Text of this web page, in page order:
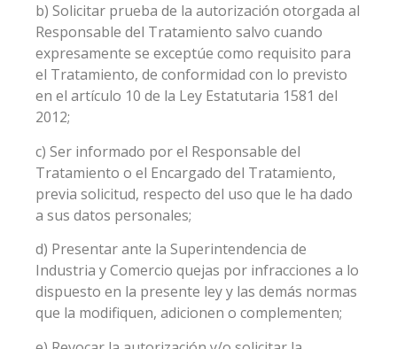
b) Solicitar prueba de la autorización otorgada al
Responsable del Tratamiento salvo cuando
expresamente se exceptúe como requisito para
el Tratamiento, de conformidad con lo previsto
en el artículo 10 de la Ley Estatutaria 1581 del
2012;
c) Ser informado por el Responsable del
Tratamiento o el Encargado del Tratamiento,
previa solicitud, respecto del uso que le ha dado
a sus datos personales;
d) Presentar ante la Superintendencia de
Industria y Comercio quejas por infracciones a lo
dispuesto en la presente ley y las demás normas
que la modifiquen, adicionen o complementen;